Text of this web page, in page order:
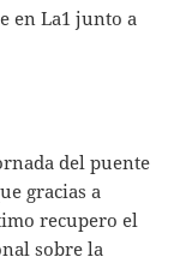
en La1 junto a
del puente
gracias a
recupero el
sobre la